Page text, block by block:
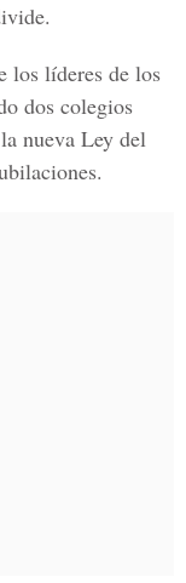
los líderes de los
dos colegios
nueva Ley del